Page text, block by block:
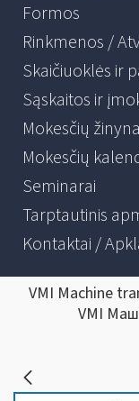
Formos
Rinkmenos /
Skaičiuoklės ir
Sąskaitos ir
Mokesčių
Mokesčių
Seminarai
Tarptautinis
Kontaktai /
VMI Machine
VMI